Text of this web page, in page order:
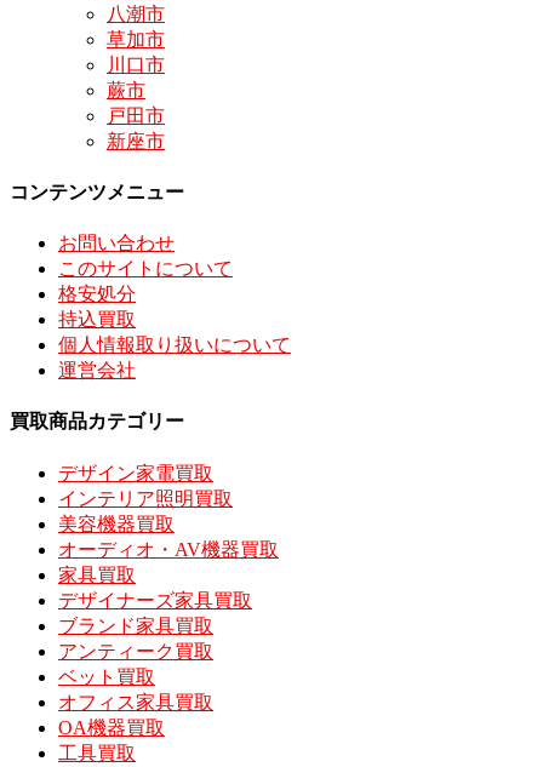
八潮市
草加市
川口市
蕨市
戸田市
新座市
コンテンツメニュー
お問い合わせ
このサイトについて
格安処分
持込買取
個人情報取り扱いについて
運営会社
買取商品カテゴリー
デザイン家電買取
インテリア照明買取
美容機器買取
オーディオ・AV機器買取
家具買取
デザイナーズ家具買取
ブランド家具買取
アンティーク買取
ベット買取
オフィス家具買取
OA機器買取
工具買取